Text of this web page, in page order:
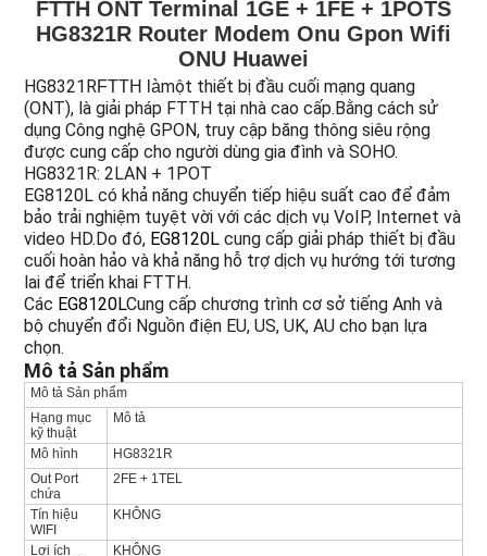
PRIVACY
POLICY
FTTH ONT Terminal 1GE + 1FE + 1POTS
HG8321R Router Modem Onu Gpon Wifi
ONU Huawei
HG8321RFTTH làmột thiết bị đầu cuối mạng quang
(ONT), là giải pháp FTTH tại nhà cao cấp.Bằng cách sử
dụng Công nghệ GPON, truy cập băng thông siêu rộng
được cung cấp cho người dùng gia đình và SOHO.
HG8321R: 2LAN + 1POT
EG8120L có khả năng chuyển tiếp hiệu suất cao để đảm
bảo trải nghiệm tuyệt vời với các dịch vụ VoIP, Internet và
video HD.Do đó, EG8120L cung cấp giải pháp thiết bị đầu
cuối hoàn hảo và khả năng hỗ trợ dịch vụ hướng tới tương
lai để triển khai FTTH.
Các EG8120LCung cấp chương trình cơ sở tiếng Anh và
bộ chuyển đổi Nguồn điện EU, US, UK, AU cho bạn lựa
chọn.
Mô tả Sản phẩm
Mô tả Sản phẩm
Hạng mục
kỹ thuật
Mô tả
Mô hình
HG8321R
Out Port
chứa
2FE + 1TEL
Tín hiệu
WIFI
KHÔNG
Lợi ích
KHÔNG